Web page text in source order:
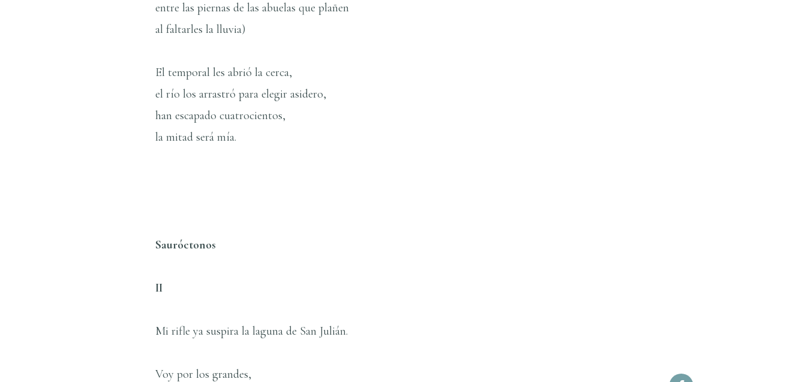
entre las piernas de las abuelas que plañen
al faltarles la lluvia)
El temporal les abrió la cerca,
el rí­o los arrastró para elegir asidero,
han escapado cuatrocientos,
la mitad será mí­a.
Sauróctonos
II
Mi rifle ya suspira la laguna de San Julián.
Voy por los grandes,